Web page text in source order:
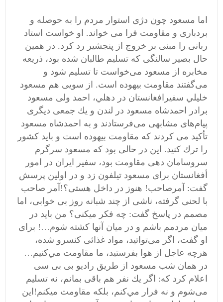
اما مسعود چون دژی استوار مردم را به حوصله و
بردباری و مقاومت فرا می خواند. او خواست استاد
ربانی را مبنی بر خروج از پنجشیر رد کرد. در همین
حال بصیر سالنگی كه تسليم طالبان شده بود، ذريعه
مخابره از مسعود می‌خواست تا تسليم شود و
می‌گفتند مقاومت بيهوده است. از سویی هم مسعود
خليلي سفيرافغانستان در دهلي، احمد ولی مسعود
برادر احمدشاه مسعود در لندن و يك جمعی ديگری
پيام‌های مشابهی می‌فرستادند و به احمدشاه مسعود
تأكيد می‌ کردند كه مقاومت بيهوده است و بايد كشور
را ترك كنيد. این در حالی بود که مسعود سرگرم
سروسامان دهی مقاومت بود، سفير ايران در امور
أفغانستان برای مسعود تیلفون زد و در اولين پرسش
گفت: آمرصاحب! هنوز در داخل هستى؟!آمر صاحب
با لحنى گرفته، ناشى از چند شبانه روز بى خوابى، اما
مصمم در پاسخ گفت: چه فكر ميكنى؟ من بايد در
ميان مردمم باشم و در ميان آنها كشته شوم…! برای
او گفت، اگر می‌تواتید، مواد غذائى كنسرو شده،
هرچه عاجل از هوا بفرستيد، ما مقاومت مي‌كنيم…
در همان شب مسعود از طریق رادیو بی بی سی
اعلام كرد كه: اگر يك نفر هم باقى بمانم، نه تسليم
مى‌شوم و نه فرار مي‌كنم، بلكه مقاومت ميكنم!اين